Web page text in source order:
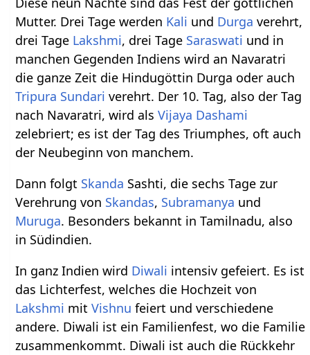
Mutter. Drei Tage werden Kali und Durga verehrt,
drei Tage Lakshmi, drei Tage Saraswati und in
manchen Gegenden Indiens wird an Navaratri
die ganze Zeit die Hindugöttin Durga oder auch
Tripura Sundari verehrt. Der 10. Tag, also der Tag
nach Navaratri, wird alsVijaya Dashami
zelebriert; es ist der Tag des Triumphes, oft auch
der Neubeginn von manchem.
Dann folgt Skanda Sashti, die sechs Tage zur
Verehrung von Skandas, Subramanya und
Muruga. Besonders bekannt in Tamilnadu, also
in Südindien.
In ganz Indien wird Diwali intensiv gefeiert. Es ist
das Lichterfest, welches die Hochzeit von
Lakshmi mitVishnu feiert und verschiedene
andere. Diwali ist ein Familienfest, wo die Familie
zusammenkommt. Diwali ist auch die Rückkehr